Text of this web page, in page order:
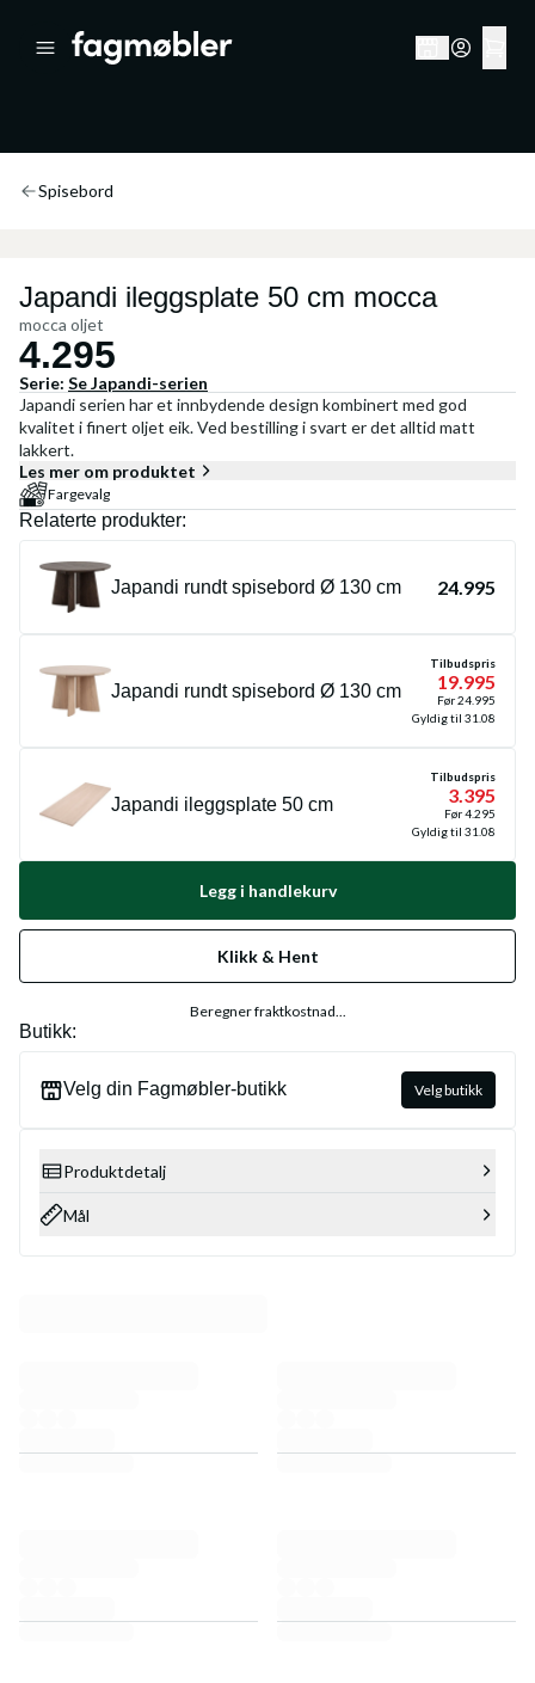
Spisebord
Japandi ileggsplate 50 cm mocca
mocca oljet
4.295
Serie: SeJapandi-serien
Japandi serien har et innbydende design kombinert med god
kvalitet i finert oljet eik. Ved bestilling i svart er det alltid matt
lakkert.
Les mer om produktet
Fargevalg
Relaterte produkter:
Japandi rundt spisebord Ø 130 cm 24.995
Japandi rundt spisebord Ø 130 cm
Tilbudspris
19.995
Før24.995
Gyldig til 31.08
Japandi ileggsplate 50 cm
Tilbudspris
3.395
Før4.295
Gyldig til 31.08
Legg i handlekurv
Klikk & Hent
Beregner fraktkostnad...
Butikk:
Velg din Fagmøbler-butikk Velg butikk
Produktdetalj
Mål